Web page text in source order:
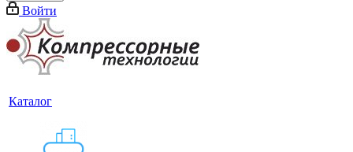
Войти
Каталог